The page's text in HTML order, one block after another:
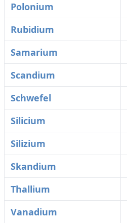
Polonium
Rubidium
Samarium
Scandium
Schwefel
Silicium
Silizium
Skandium
Thallium
Vanadium